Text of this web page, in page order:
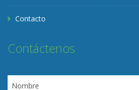
Contacto
Contáctenos